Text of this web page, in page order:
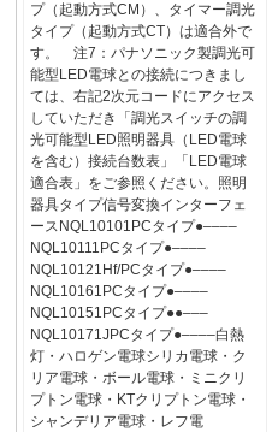
プ（起動方式CM）、タイマー調光
タイプ（起動方式CT）は適合外で
す。 注7：パナソニック製調光可
能型LED電球との接続につきまし
ては、右記2次元コードにアクセス
していただき「調光スイッチの調
光可能型LED照明器具（LED電球
を含む）接続台数表」「LED電球
適合表」をご参照ください。照明
器具タイプ信号変換インターフェ
ースNQL10101PCタイプ●––––
NQL10111PCタイプ●––––
NQL10121Hf/PCタイプ●––––
NQL10161PCタイプ●––––
NQL10151PCタイプ●●–––
NQL10171JPCタイプ●––––白熱
灯・ハロゲン電球シリカ電球・ク
リア電球・ボール電球・ミニクリ
プトン電球・KTクリプトン電球・
シャンデリア電球・レフ電